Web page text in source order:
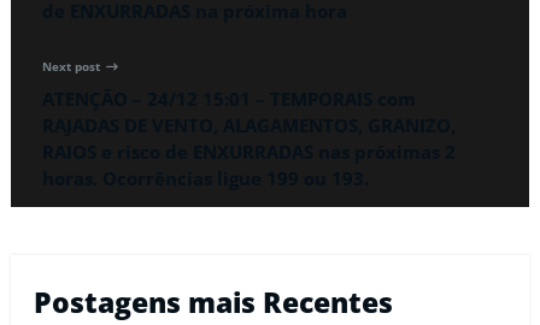
Next post
Postagens mais Recentes